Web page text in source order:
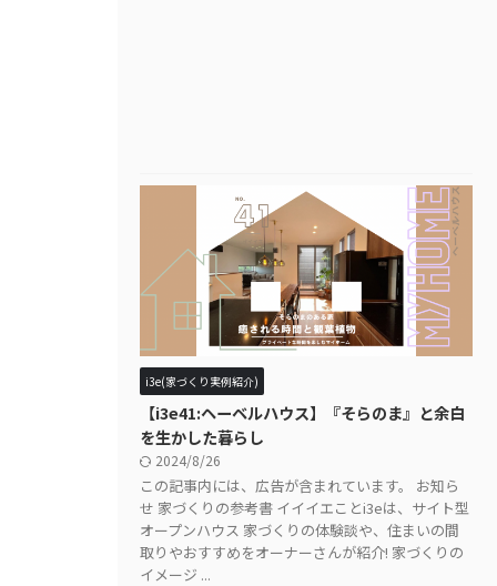
i3e(家づくり実例紹介)
【i3e41:ヘーベルハウス】『そらのま』と余白
を生かした暮らし
2024/8/26
この記事内には、広告が含まれています。 お知ら
せ 家づくりの参考書 イイイエことi3eは、サイト型
オープンハウス 家づくりの体験談や、住まいの間
取りやおすすめをオーナーさんが紹介! 家づくりの
イメージ ...